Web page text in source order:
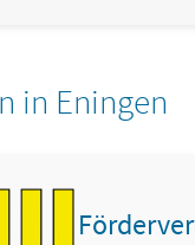
in Eningen